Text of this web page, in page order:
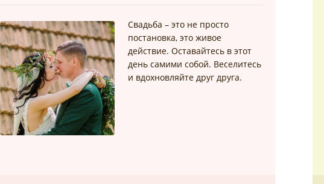
Свадьба – это не просто
постановка, это живое
действие. Оставайтесь в этот
день самими собой. Веселитесь
и вдохновляйте друг друга.